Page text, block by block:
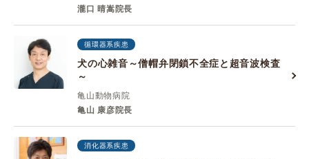
瀧口 晴嵩院長
循環器系疾患
犬の心雑音～僧帽弁閉鎖不全症と超音波検査
～
亀山動物病院
亀山 康彦院長
消化器系疾患